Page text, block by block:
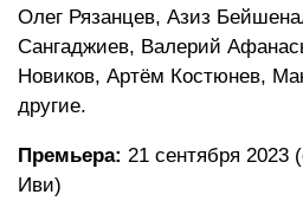
Олег Рязанцев, Азиз
Сангаджиев, Валерий
Новиков, Артём Костюнев,
другие.
Премьера: 21 сентября 2023
Иви)